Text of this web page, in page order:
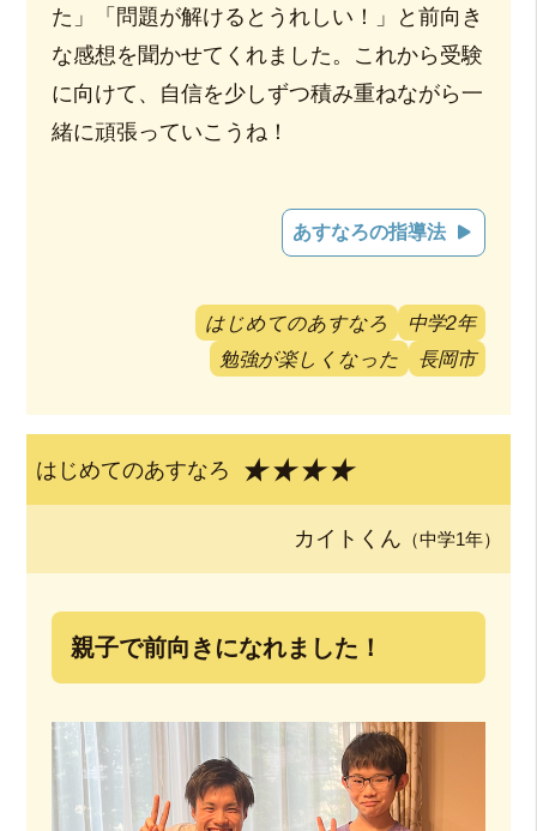
た」「問題が解けるとうれしい！」と前向き
な感想を聞かせてくれました。これから受験
に向けて、自信を少しずつ積み重ねながら一
緒に頑張っていこうね！
あすなろの指導法
はじめてのあすなろ
中学2年
勉強が楽しくなった
長岡市
はじめてのあすなろ ★★★★
カイトくん （中学1年）
親子で前向きになれました！